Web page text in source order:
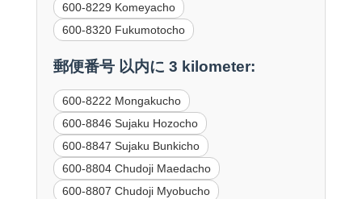
600-8229 Komeyacho
600-8320 Fukumotocho
郵便番号 以内に 3 kilometer:
600-8222 Mongakucho
600-8846 Sujaku Hozocho
600-8847 Sujaku Bunkicho
600-8804 Chudoji Maedacho
600-8807 Chudoji Myobucho